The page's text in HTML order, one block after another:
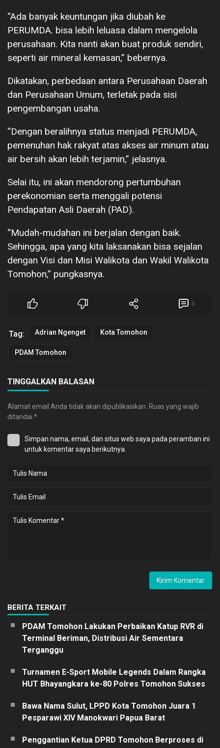
“Ada banyak keuntungan jika diubah ke
PERUMDA. bisa lebih leluasa dalam mengelola
perusahaan. Kita nanti akan buat produk sendiri,
seperti air mineral kemasan,” bebernya.
Dikatakan, perbedaan antara Perusahaan Daerah
dan Perusahaan Umum, terletak pada sisi
pengembangan usaha.
“Dengan beralihnya status menjadi PERUMDA,
pemenuhan hak rakyat atas akses air minum atau
air bersih akan lebih terjamin,” jelasnya.
Selai itu, ini akan mendorong pertumbuhan
perekonomian serta menggali potensi
Pendapatan Asli Daerah (PAD).
“Mudah-mudahan ini berjalan dengan baik.
Sehingga, apa yang kita laksanakan bisa sejalan
dengan Visi dan Misi Walikota dan Wakil Walikota
Tomohon,” pungkasnya.
0
Tag: Adrian Ngenget Kota Tomohon
PDAM Tomohon
TINGGALKAN BALASAN
Alamat email Anda tidak akan dipublikasikan. Ruas yang wajib
ditandai *
Simpan nama, email, dan situs web saya pada peramban ini
untuk komentar saya berikutnya.
BERITA TERKAIT
PDAM Tomohon Lakukan Perbaikan Katup RVR di
Terminal Beriman, Distribusi Air Sementara
Terganggu
Turnamen E-Sport Mobile Legends Dalam Rangka
HUT Bhayangkara ke-80 Polres Tomohon Sukses
Bawa Nama Sulut, LPPD Kota Tomohon Juara 1
Pesparawi XIV Manokwari Papua Barat
Penggantian Ketua DPRD Tomohon Berproses di